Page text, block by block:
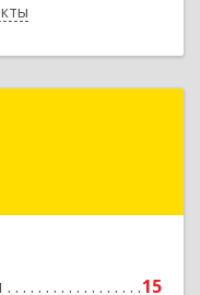
15
р-н,
Подробнее